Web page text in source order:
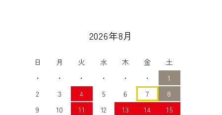
2026年8月
日 月 火 水 木 金
土
・
・ ・ ・ ・ ・
1
2
3 4 5 6 7
8
9
10 11 12 13 14
15